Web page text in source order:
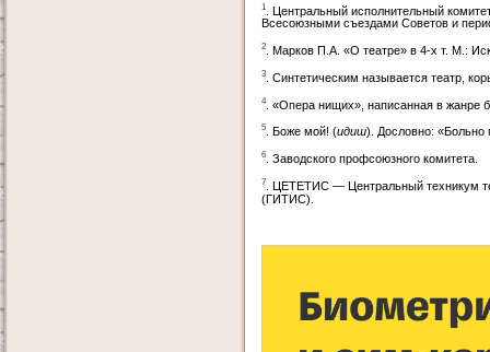
1
. Центральный исполнительный
Всесоюзными съездами Советов и
2 . Марков П.А. «О театре» в 4-х т. М.:
3 . Синтетическим называется театр,
4. «Опера нищих», написанная в жанре
5 . Боже мой! (идиш). Дословно: «Больно
6 . Заводского профсоюзного комитета.
7
. ЦЕТЕТИС — Центральный техникум
(ГИТИС).